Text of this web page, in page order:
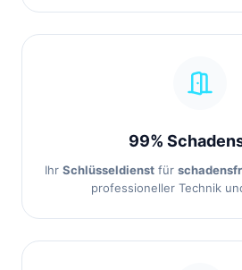
99%
Ihr Schlüsseldienstfür
professioneller Technik